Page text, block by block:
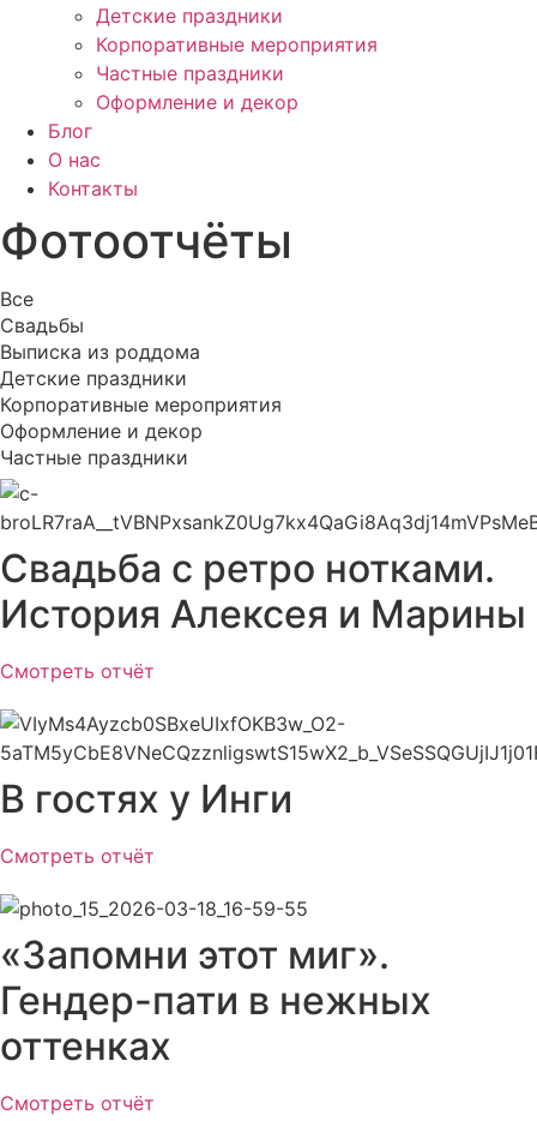
Детские праздники
Корпоративные мероприятия
Частные праздники
Оформление и декор
Блог
О нас
Контакты
Фотоотчёты
Все
Cвадьбы
Выписка из роддома
Детские праздники
Корпоративные мероприятия
Оформление и декор
Частные праздники
Свадьба с ретро нотками.
История Алексея и Марины
Смотреть отчёт
В гостях у Инги
Смотреть отчёт
«Запомни этот миг».
Гендер-пати в нежных
оттенках
Смотреть отчёт